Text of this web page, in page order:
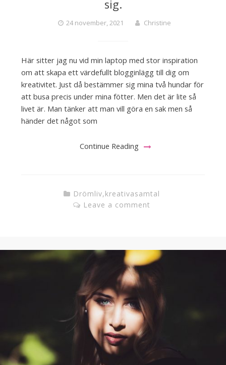
sig.
24 november, 2021 Christine
Här sitter jag nu vid min laptop med stor inspiration
om att skapa ett värdefullt blogginlägg till dig om
kreativitet. Just då bestämmer sig mina två hundar för
att busa precis under mina fötter. Men det är lite så
livet är. Man tänker att man vill göra en sak men så
händer det något som
Continue Reading
Drömliv,kreativasamtal
Leave a comment